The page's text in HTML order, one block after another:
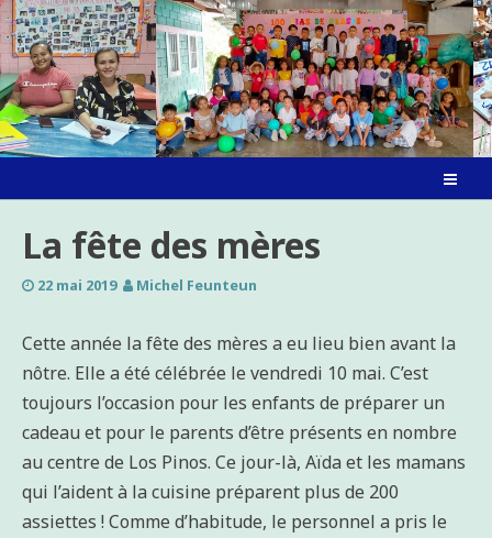
Skip
to
content
La fête des mères
22 mai 2019 Michel Feunteun
Cette année la fête des mères a eu lieu bien avant la
nôtre. Elle a été célébrée le vendredi 10 mai. C’est
toujours l’occasion pour les enfants de préparer un
cadeau et pour le parents d’être présents en nombre
au centre de Los Pinos. Ce jour-là, Aïda et les mamans
qui l’aident à la cuisine préparent plus de 200
assiettes ! Comme d’habitude, le personnel a pris le